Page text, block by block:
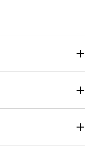
avec facilité.